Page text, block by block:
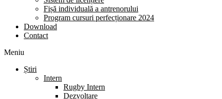
Fișă individuală a antrenorului
Program cursuri perfecționare 2024
Download
Contact
Meniu
Știri
Intern
Rugby Intern
Dezvoltare